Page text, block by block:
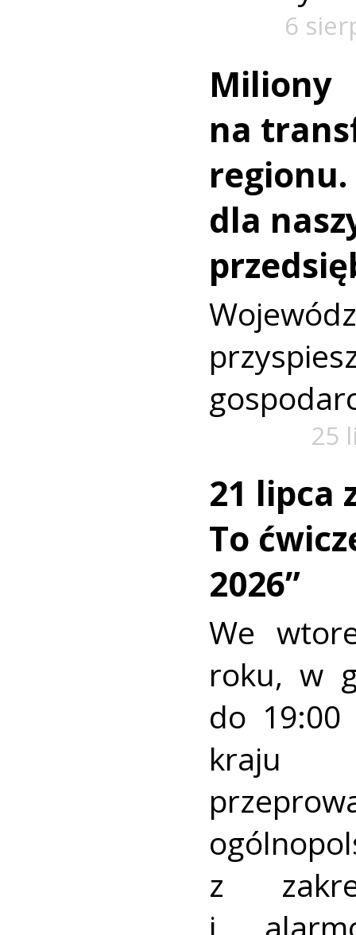
6
Miliony
na
regionu.
dla
25
21 lipca
To
2026”
We
roku, w
do 19:00
z
i